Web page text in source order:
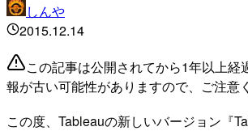
しんや
2015.12.14
この記事は公開されてから1年以上経
報が古い可能性がありますので、ご注意
この度、Tableauの新しいバージョン『